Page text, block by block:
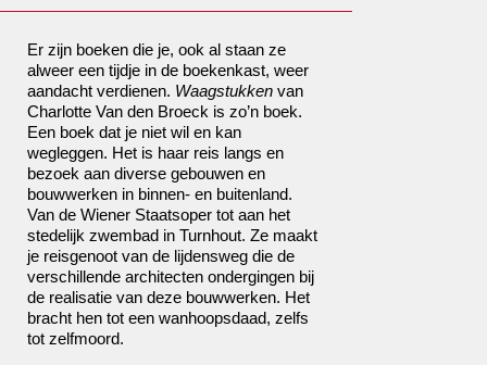
Er zijn boeken die je, ook al staan ze
alweer een tijdje in de boekenkast, weer
aandacht verdienen. Waagstukken van
Charlotte Van den Broeck is zo’n boek.
Een boek dat je niet wil en kan
wegleggen. Het is haar reis langs en
bezoek aan diverse gebouwen en
bouwwerken in binnen- en buitenland.
Van de Wiener Staatsoper tot aan het
stedelijk zwembad in Turnhout. Ze maakt
je reisgenoot van de lijdensweg die de
verschillende architecten ondergingen bij
de realisatie van deze bouwwerken. Het
bracht hen tot een wanhoopsdaad, zelfs
tot zelfmoord.